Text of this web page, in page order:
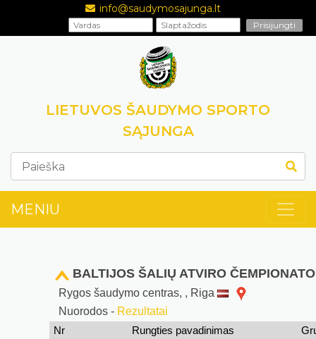
info@saudymosajunga.lt
LIETUVOS ŠAUDYMO SPORTO
SĄJUNGA
MENIU
BALTIJOS ŠALIŲ ATVIRO
Rygos šaudymo centras, , Riga
Nuorodos - Rezultatai
Nr
Rungties pavadinimas